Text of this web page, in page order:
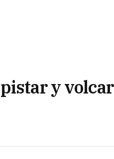
y volcar